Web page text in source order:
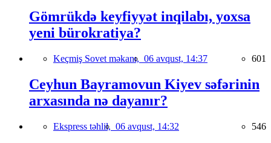
Gömrükdə keyfiyyət inqilabı, yoxsa
yeni bürokratiya?
Keçmiş Sovet məkanı, 06 avqust, 14:37 601
Ceyhun Bayramovun Kiyev səfərinin
arxasında nə dayanır?
Ekspress təhlil, 06 avqust, 14:32 546